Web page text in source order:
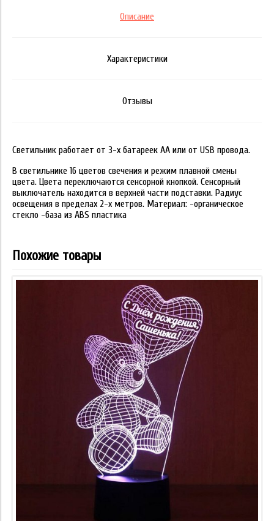
Описание
Характеристики
Отзывы
Светильник работает от 3-х батареек АА или от USB провода.
В светильнике 16 цветов свечения и режим плавной смены
цвета. Цвета переключаются сенсорной кнопкой. Сенсорный
выключатель находится в верхней части подставки. Радиус
освещения в пределах 2-х метров. Материал: -органическое
стекло -база из ABS пластика
Похожие товары